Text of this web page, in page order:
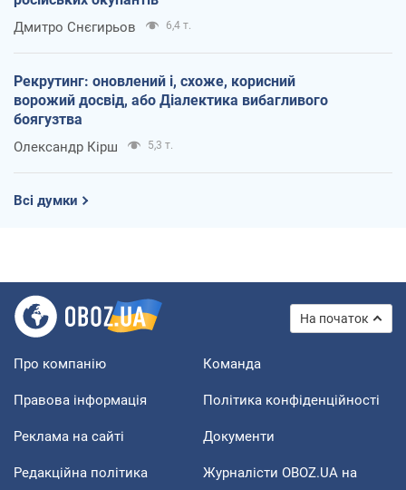
Дмитро Снєгирьов 6,4 т.
Рекрутинг: оновлений і, схоже, корисний
ворожий досвід, або Діалектика вибагливого
боягузтва
Олександр Кірш 5,3 т.
Всі думки
На початок
Про компанію Команда
Правова інформація Політика конфіденційності
Реклама на сайті Документи
Редакційна політика
Журналісти OBOZ.UA на